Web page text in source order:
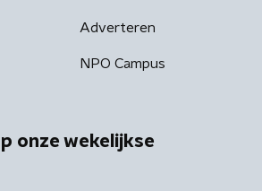
Adverteren
NPO Campus
onze wekelijkse